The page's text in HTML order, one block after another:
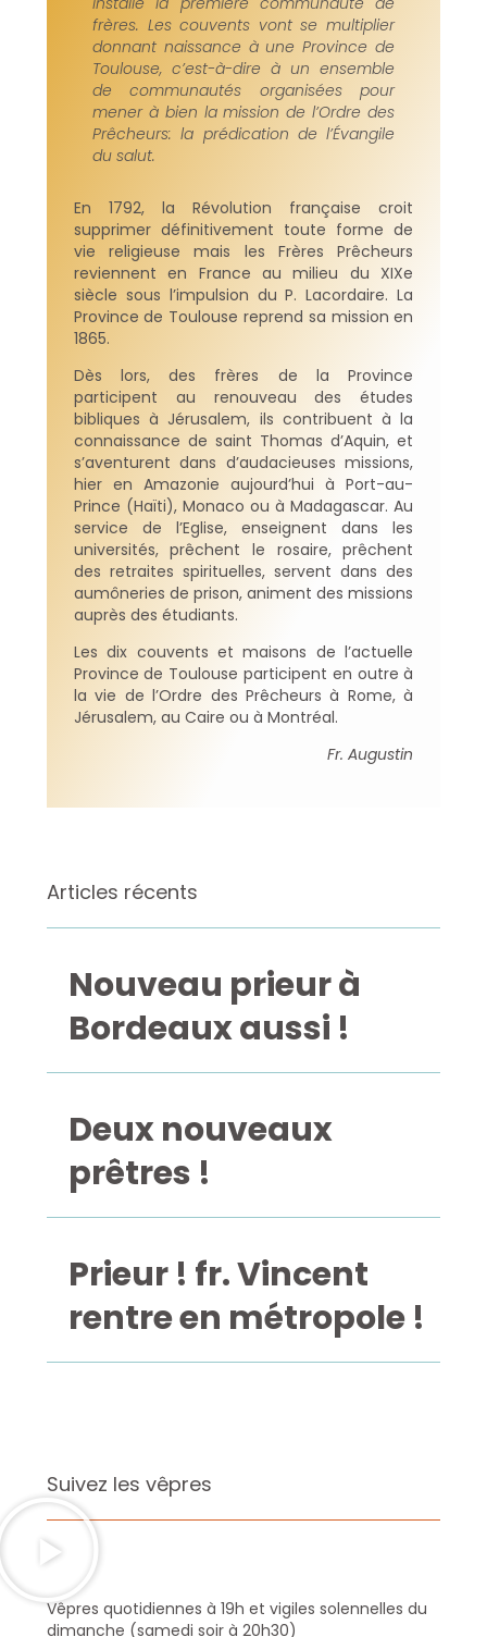
frères. Les couvents vont se multiplier
donnant naissance à une Province de
Toulouse, c’est-à-dire à un ensemble
de communautés organisées pour
mener à bien la mission de l’Ordre des
Prêcheurs: la prédication de l’Évangile
du salut.
En 1792, la Révolution française croit
supprimer définitivement toute forme de
vie religieuse mais les Frères Prêcheurs
reviennent en France au milieu du XIXe
siècle sous l’impulsion du P. Lacordaire. La
Province de Toulouse reprend sa mission en
1865.
Dès lors, des frères de la Province
participent au renouveau des études
bibliques à Jérusalem, ils contribuent à la
connaissance de saint Thomas d’Aquin, et
s’aventurent dans d’audacieuses missions,
hier en Amazonie aujourd’hui à Port-au-
Prince (Haïti), Monaco ou à Madagascar. Au
service de l’Eglise, enseignent dans les
universités, prêchent le rosaire, prêchent
des retraites spirituelles, servent dans des
aumôneries de prison, animent des missions
auprès des étudiants.
Les dix couvents et maisons de l’actuelle
Province de Toulouse participent en outre à
la vie de l’Ordre des Prêcheurs à Rome, à
Jérusalem, au Caire ou à Montréal.
Fr. Augustin
Articles récents
Nouveau prieur à
Bordeaux aussi !
Deux nouveaux
prêtres !
Prieur ! fr. Vincent
rentre en métropole !
Suivez les vêpres
Vêpres quotidiennes à 19h et vigiles solennelles du
dimanche (samedi soir à 20h30)